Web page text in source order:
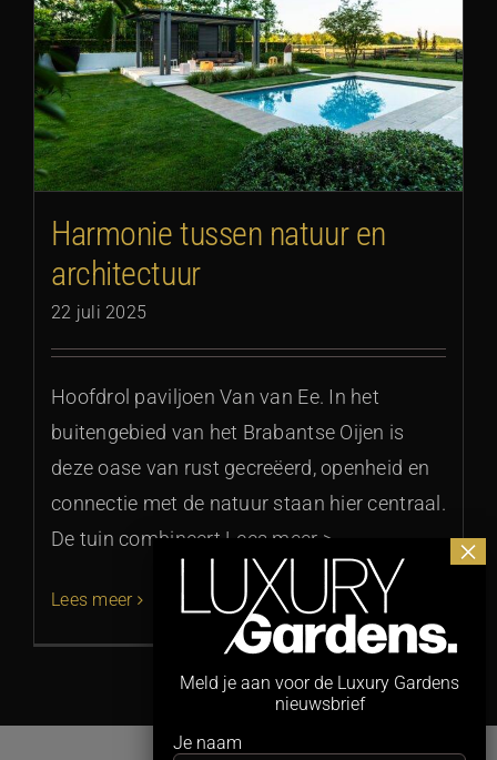
Harmonie tussen natuur en
architectuur
22 juli 2025
Hoofdrol paviljoen Van van Ee. In het
buitengebied van het Brabantse Oijen is
deze oase van rust gecreëerd, openheid en
connectie met de natuur staan hier centraal.
De tuin combineert Lees meer >
Lees meer
Meld je aan voor de Luxury Gardens
nieuwsbrief
Je naam